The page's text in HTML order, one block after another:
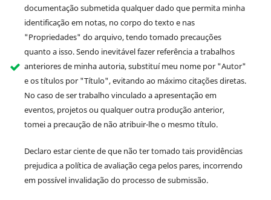
documentação submetida qualquer dado que permita minha
identificação em notas, no corpo do texto e nas
"Propriedades" do arquivo, tendo tomado precauções
quanto a isso. Sendo inevitável fazer referência a trabalhos
anteriores de minha autoria, substituí meu nome por "Autor"
e os títulos por "Título", evitando ao máximo citações diretas.
No caso de ser trabalho vinculado a apresentação em
eventos, projetos ou qualquer outra produção anterior,
tomei a precaução de não atribuir-lhe o mesmo título.
Declaro estar ciente de que não ter tomado tais providências
prejudica a política de avaliação cega pelos pares, incorrendo
em possível invalidação do processo de submissão.